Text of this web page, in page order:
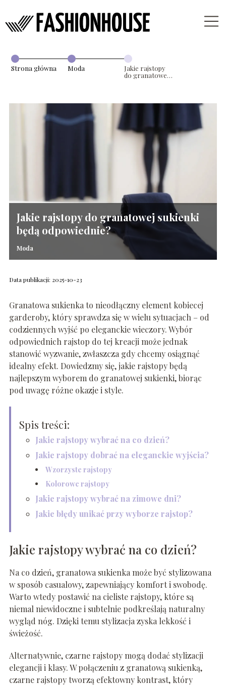
Strona główna Moda
Jakie rajstopy
do granatowej
Jakie rajstopy do granatowej sukienki
będą odpowiednie?
Moda
Data publikacji: 2025-10-23
Granatowa sukienka to nieodłączny element kobiecej
garderoby, który sprawdza się w wielu sytuacjach – od
codziennych wyjść po eleganckie wieczory. Wybór
odpowiednich rajstop do tej kreacji może jednak
stanowić wyzwanie, zwłaszcza gdy chcemy osiągnąć
idealny efekt. Dowiedzmy się, jakie rajstopy będą
najlepszym wyborem do granatowej sukienki, biorąc
pod uwagę różne okazje i style.
Spis treści:
Jakie rajstopy wybrać na co dzień?
Jakie rajstopy dobrać na eleganckie wyjścia?
Wzorzyste rajstopy
Kolorowe rajstopy
Jakie rajstopy wybrać na zimowe dni?
Jakie błędy unikać przy wyborze rajstop?
Jakie rajstopy wybrać na co dzień?
Na co dzień, granatowa sukienka może być stylizowana
w sposób casualowy, zapewniający komfort i swobodę.
Warto wtedy postawić na cieliste rajstopy, które są
niemal niewidoczne i subtelnie podkreślają naturalny
wygląd nóg. Dzięki temu stylizacja zyska lekkość i
świeżość.
Alternatywnie, czarne rajstopy mogą dodać stylizacji
elegancji i klasy. W połączeniu z granatową sukienką,
czarne rajstopy tworzą efektowny kontrast, który